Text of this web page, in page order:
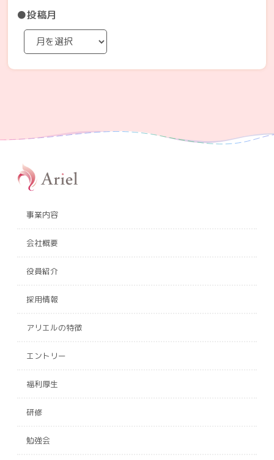
●投稿月
事業内容
会社概要
役員紹介
採用情報
アリエルの特徴
エントリー
福利厚生
研修
勉強会